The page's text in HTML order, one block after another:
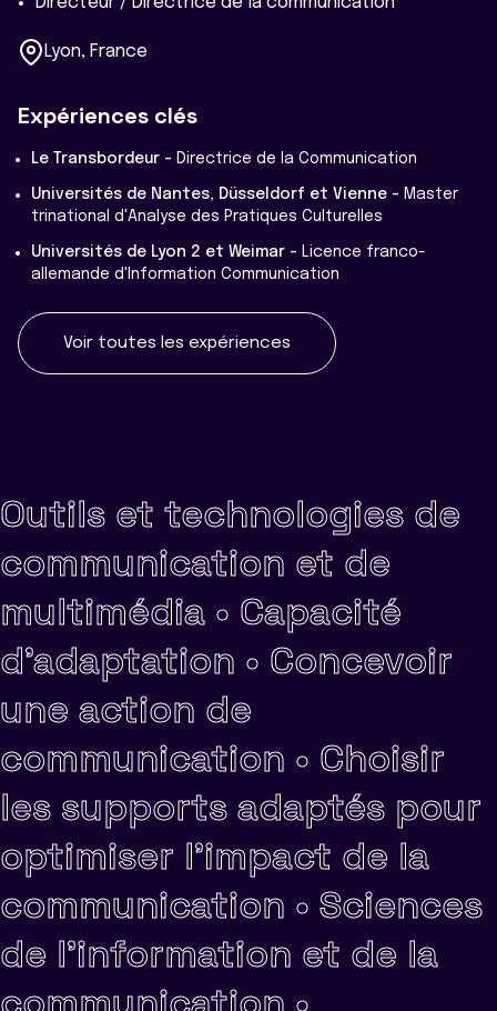
Lyon, France
Expériences clés
Le Transbordeur - Directrice de la Communication
Universités de Nantes, Düsseldorf et Vienne - Master
trinational d'Analyse des Pratiques Culturelles
Universités de Lyon 2 et Weimar - Licence franco-
allemande d'Information Communication
Voir toutes les expériences
Outils et technologies de
communication et de
multimédia • Capacité
d'adaptation • Concevoir
une action de
communication • Choisir
les supports adaptés pour
optimiser l'impact de la
communication • Sciences
de l'information et de la